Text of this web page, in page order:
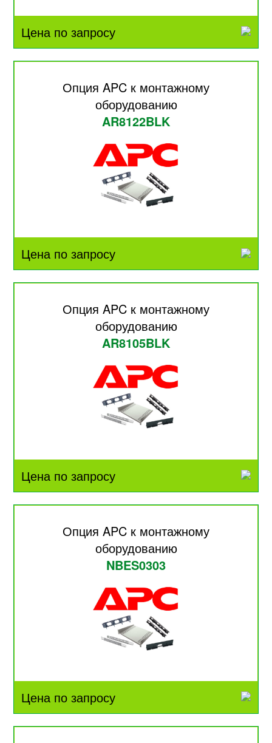
Цена по запросу
Опция APC к монтажному
оборудованию
AR8122BLK
Цена по запросу
Опция APC к монтажному
оборудованию
AR8105BLK
Цена по запросу
Опция APC к монтажному
оборудованию
NBES0303
Цена по запросу